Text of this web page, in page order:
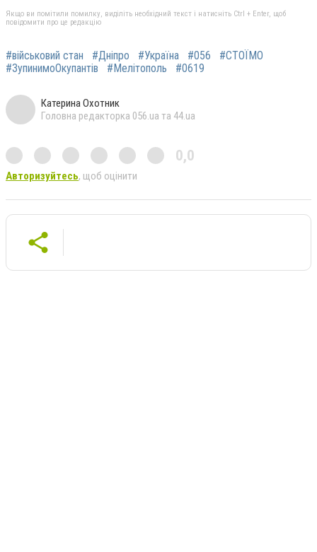
Якщо ви помітили помилку, виділіть необхідний текст і натисніть Ctrl + Enter, щоб
повідомити про це редакцію
#військовий стан #Дніпро #Україна #056
#СТОЇМО
#ЗупинимоОкупантів
#Мелітополь #0619
Катерина Охотник
Головна редакторка 056.ua та 44.ua
0,0
Авторизуйтесь, щоб оцінити